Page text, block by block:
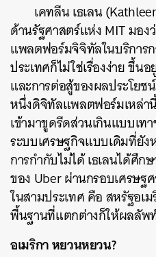
เคทลีนเธเลน
ด้านรัฐศาสตร์แห่งMITมอง
แพลตฟอร์มจิจิทัลในบริการ
ประเทศก็ไม่ใช่เรื่องง่ายขึ้นอ
และการต่อสู้ของผลประโยช
หนึ่งดิจิทัลแพลตฟอร์มเหล่า
เข้ามาขูดรีดส่วนเกินแบบเท
ระบบเศรษฐกิจแบบเดิมที่ยัง
การกำกับไม่ได้เธเลนได้ศึก
ของ Uberผ่านกรอบเศรษฐ
ในสามประเทศคือสหรัฐอเ
พื้นฐานที่แตกต่างก็ให้ผลลัพ
อเมริกาหยวนหยวน?